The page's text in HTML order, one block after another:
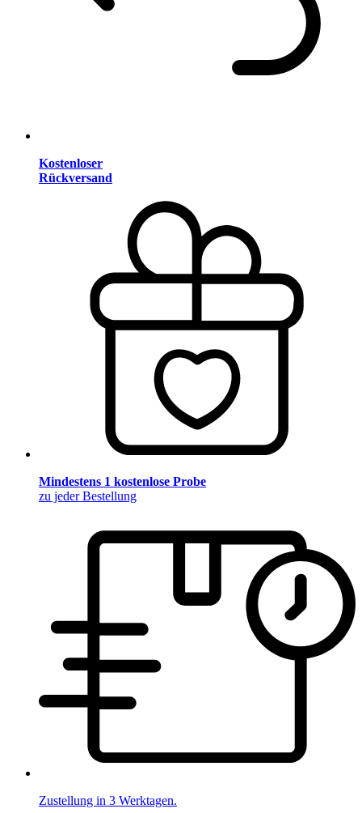
Kostenloser
Rückversand
Mindestens 1 kostenlose Probe
zu jeder Bestellung
Zustellung in 3 Werktagen.